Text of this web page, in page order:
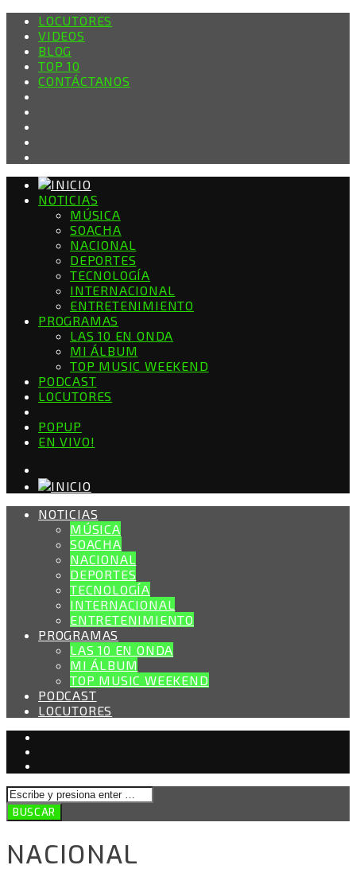
LOCUTORES
VIDEOS
BLOG
TOP 10
CONTÁCTANOS
NOTICIAS
MÚSICA
SOACHA
NACIONAL
DEPORTES
TECNOLOGÍA
INTERNACIONAL
ENTRETENIMIENTO
PROGRAMAS
LAS 10 EN ONDA
MI ÁLBUM
TOP MUSIC WEEKEND
PODCAST
LOCUTORES
POPUP
EN VIVO!
NOTICIAS
MÚSICA
SOACHA
NACIONAL
DEPORTES
TECNOLOGÍA
INTERNACIONAL
ENTRETENIMIENTO
PROGRAMAS
LAS 10 EN ONDA
MI ÁLBUM
TOP MUSIC WEEKEND
PODCAST
LOCUTORES
NACIONAL